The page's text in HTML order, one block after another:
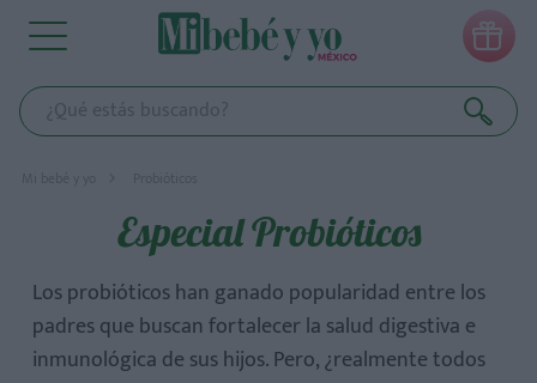

Mi bebé y yo Probióticos
Especial Probióticos
Los probióticos han ganado popularidad entre los
padres que buscan fortalecer la salud digestiva e
inmunológica de sus hijos. Pero, ¿realmente todos